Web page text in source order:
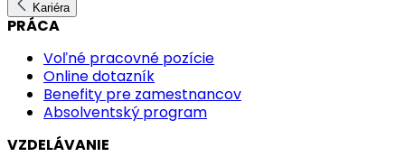
Kariéra
PRÁCA
Voľné pracovné pozície
Online dotazník
Benefity pre zamestnancov
Absolventský program
VZDELÁVANIE